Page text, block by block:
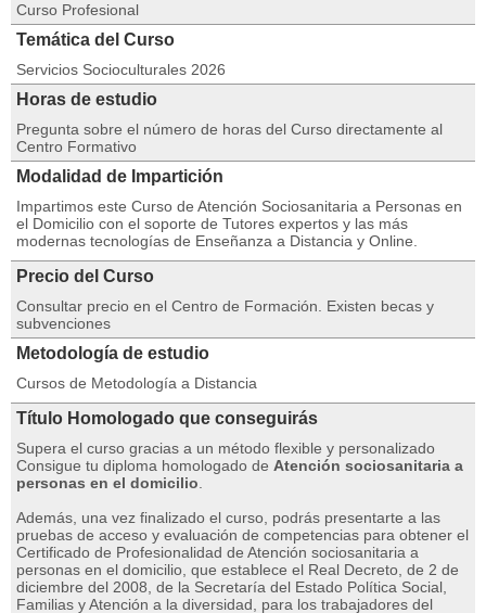
Curso Profesional
Temática del Curso
Servicios Socioculturales 2026
Horas de estudio
Pregunta sobre el número de horas del Curso directamente al
Centro Formativo
Modalidad de Impartición
Impartimos este Curso de Atención Sociosanitaria a Personas en
el Domicilio con el soporte de Tutores expertos y las más
modernas tecnologías de Enseñanza a Distancia y Online.
Precio del Curso
Consultar precio en el Centro de Formación. Existen becas y
subvenciones
Metodología de estudio
Cursos de Metodología a Distancia
Título Homologado que conseguirás
Supera el curso gracias a un método flexible y personalizado
Consigue tu diploma homologado de Atención sociosanitaria a
personas en el domicilio
Además, una vez finalizado el curso, podrás presentarte a las
pruebas de acceso y evaluación de competencias para obtener el
Certificado de Profesionalidad de Atención sociosanitaria a
personas en el domicilio, que establece el Real Decreto, de 2 de
diciembre del 2008, de la Secretaría del Estado Política Social,
Familias y Atención a la diversidad, para los trabajadores del